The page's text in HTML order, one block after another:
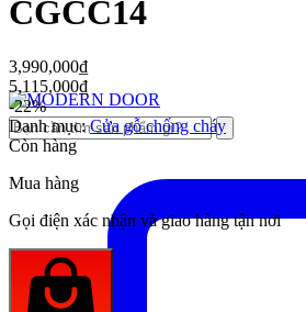
CGCC14
3,990,000₫
5,115,000₫
-22%
Danh mục:Cửa gỗ chống cháy
Còn hàng
Mua hàng
Gọi điện xác nhận và giao hàng tận nơi